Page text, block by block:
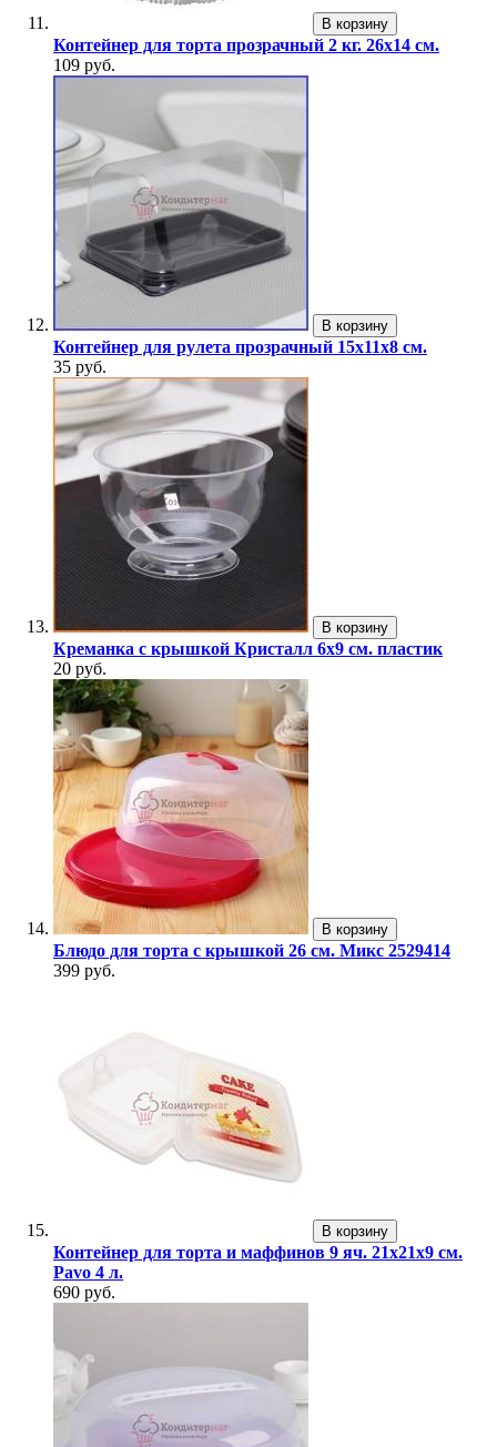
В корзину
Контейнер для торта прозрачный 2 кг. 26x14 см.
109 руб.
В корзину
Контейнер для рулета прозрачный 15х11х8 см.
35 руб.
В корзину
Креманка с крышкой Кристалл 6х9 см. пластик
20 руб.
В корзину
Блюдо для торта с крышкой 26 см. Микс 2529414
399 руб.
В корзину
Контейнер для торта и маффинов 9 яч. 21х21х9 см.
Pavo 4 л.
690 руб.